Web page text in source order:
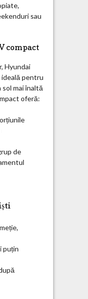
sau
compact
Hyundai
pentru
sol mai înaltă
oferă:
de
puțin